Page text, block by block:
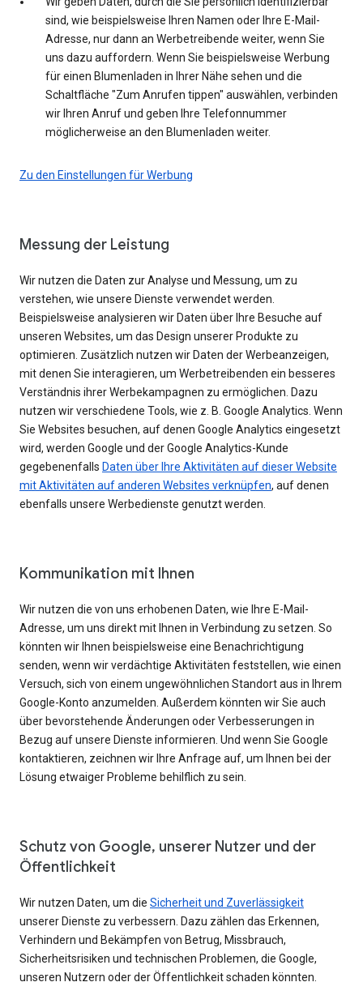
sind, wie beispielsweise Ihren Namen oder Ihre E-Mail-
Adresse, nur dann an Werbetreibende weiter, wenn Sie
uns dazu auffordern. Wenn Sie beispielsweise Werbung
für einen Blumenladen in Ihrer Nähe sehen und die
Schaltfläche "Zum Anrufen tippen" auswählen, verbinden
wir Ihren Anruf und geben Ihre Telefonnummer
möglicherweise an den Blumenladen weiter.
Zu den Einstellungen für Werbung
Messung der Leistung
Wir nutzen die Daten zur Analyse und Messung, um zu
verstehen, wie unsere Dienste verwendet werden.
Beispielsweise analysieren wir Daten über Ihre Besuche auf
unseren Websites, um das Design unserer Produkte zu
optimieren. Zusätzlich nutzen wir Daten der Werbeanzeigen,
mit denen Sie interagieren, um Werbetreibenden ein besseres
Verständnis ihrer Werbekampagnen zu ermöglichen. Dazu
nutzen wir verschiedene Tools, wie z. B. Google Analytics. Wenn
Sie Websites besuchen, auf denen Google Analytics eingesetzt
wird, werden Google und der Google Analytics-Kunde
gegebenenfalls Daten über Ihre Aktivitäten auf dieser Website
mit Aktivitäten auf anderen Websites verknüpfen, auf denen
ebenfalls unsere Werbedienste genutzt werden.
Kommunikation mit Ihnen
Wir nutzen die von uns erhobenen Daten, wie Ihre E-Mail-
Adresse, um uns direkt mit Ihnen in Verbindung zu setzen. So
könnten wir Ihnen beispielsweise eine Benachrichtigung
senden, wenn wir verdächtige Aktivitäten feststellen, wie einen
Versuch, sich von einem ungewöhnlichen Standort aus in Ihrem
Google-Konto anzumelden. Außerdem könnten wir Sie auch
über bevorstehende Änderungen oder Verbesserungen in
Bezug auf unsere Dienste informieren. Und wenn Sie Google
kontaktieren, zeichnen wir Ihre Anfrage auf, um Ihnen bei der
Lösung etwaiger Probleme behilflich zu sein.
Schutz von Google, unserer Nutzer und der
Öffentlichkeit
Wir nutzen Daten, um die Sicherheit und Zuverlässigkeit
unserer Dienste zu verbessern. Dazu zählen das Erkennen,
Verhindern und Bekämpfen von Betrug, Missbrauch,
Sicherheitsrisiken und technischen Problemen, die Google,
unseren Nutzern oder der Öffentlichkeit schaden könnten.